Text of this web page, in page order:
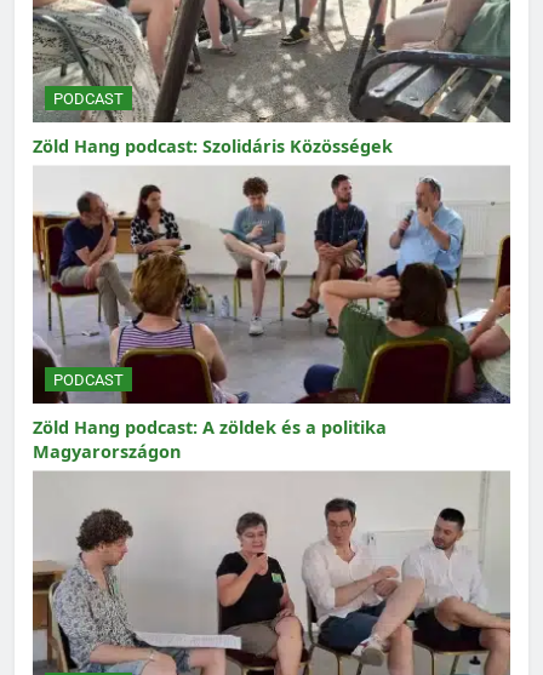
PODCAST
Zöld Hang podcast: Szolidáris Közösségek
PODCAST
Zöld Hang podcast: A zöldek és a politika
Magyarországon